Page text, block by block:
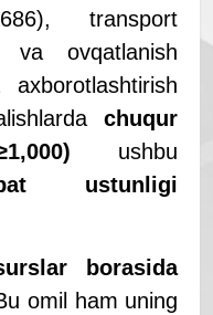
transport
va ovqatlanish
chuqur
1,000) ushbu
ustunligi
borasida
omil ham uning